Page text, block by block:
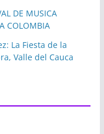
DE MUSICA
COLOMBIA
La Fiesta de la
Valle del Cauca